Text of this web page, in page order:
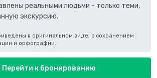
реальными людьми - только теми,
экскурсию.
в оригинальном виде, с сохранением
и орфографии.
Перейти к бронированию